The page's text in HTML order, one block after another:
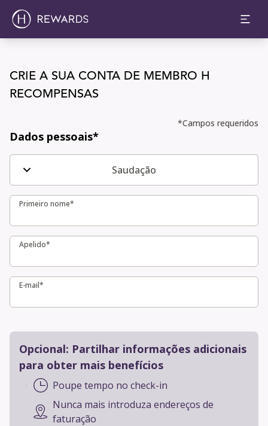
CRIE A SUA CONTA DE MEMBRO H
RECOMPENSAS
CRIE A SUA CONTA DE MEMBRO H RECOMPENSAS
*Campos requeridos
Dados pessoais*
Saudação
Primeiro nome*
Primeiro nome*
Apelido*
Apelido*
E-mail*
E-mail*
Opcional: Partilhar informações adicionais
para obter mais benefícios
Poupe tempo no check-in
Nunca mais introduza endereços de
faturação
Torne-se um membro agora | H Rewards Programa de